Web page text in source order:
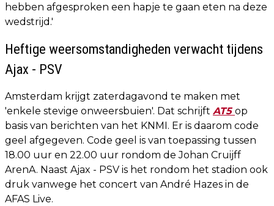
hebben afgesproken een hapje te gaan eten na deze
wedstrijd.'
Heftige weersomstandigheden verwacht tijdens
Ajax - PSV
Amsterdam krijgt zaterdagavond te maken met
'enkele stevige onweersbuien'. Dat schrijft AT5 op
basis van berichten van het KNMI. Er is daarom code
geel afgegeven. Code geel is van toepassing tussen
18.00 uur en 22.00 uur rondom de Johan Cruijff
ArenA. Naast Ajax - PSV is het rondom het stadion ook
druk vanwege het concert van André Hazes in de
AFAS Live.